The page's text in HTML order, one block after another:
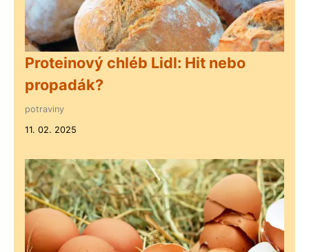
Proteinový chléb Lidl: Hit nebo
propadák?
potraviny
11. 02. 2025